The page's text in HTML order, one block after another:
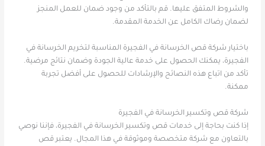
والشروط المتفق عليها. قم بالتأكد من وجود ضمان للعمل المنجز
لضمان رضاك الكامل عن الخدمة المقدمة.
باختيار شركة قص الخرسانة في الفجيرة المناسبة لتخريم الخرسانة في
الفجيرة، يمكنك الحصول على خدمة عالية الجودة وضمان نتائج مرضية.
تأكد من اتباع هذه النصائح والإرشادات للحصول على أفضل تجربة
ممكنة.
شركة قص وتكسير الخرسانة في الفجيرة
إذا كنت بحاجة إلى خدمات قص وتكسير الخرسانة في الفجيرة، فإننا نوصي
بالتعاون مع شركة متخصصة وموثوقة في هذا المجال. يعتبر قص